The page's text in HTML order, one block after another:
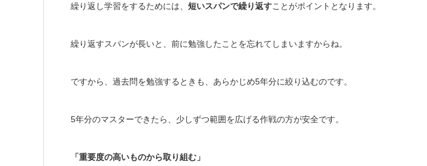
繰り返し学習をするためには、 短いスパンで繰り返すことがポイントとなります。
繰り返すスパンが長いと、前に勉強したことを忘れてしまいますからね。
ですから、過去問を勉強するときも、あらかじめ5年分に絞り込むのです。
5年分のマスターできたら、少しずつ範囲を広げる作戦の方が安全です。
「重要度の高いものから取り組む」